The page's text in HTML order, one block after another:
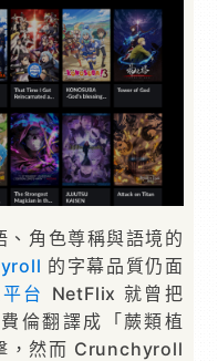
、角色尊稱與語境的
的字幕品質仍面
台
NetFlix 就曾把
倫翻譯成「蕨類植
，然而 Crunchyroll